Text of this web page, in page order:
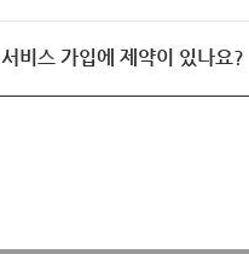
서비스 가입에 제약이 있나요?